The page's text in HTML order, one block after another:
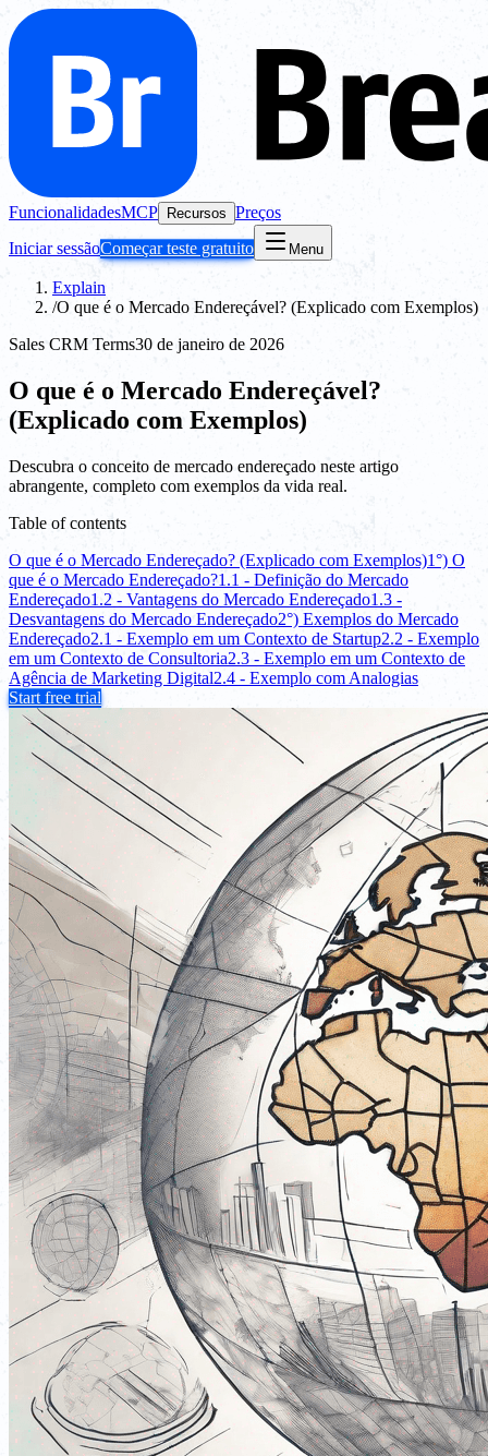
FuncionalidadesMCP Recursos Preços
Iniciar sessãoComeçar teste gratuito Menu
Explain
/O que é o Mercado Endereçável? (Explicado com Exemplos)
Sales CRM Terms30 de janeiro de 2026
O que é o Mercado Endereçável?
(Explicado com Exemplos)
Descubra o conceito de mercado endereçado neste artigo
abrangente, completo com exemplos da vida real.
Table of contents
O que é o Mercado Endereçado? (Explicado com Exemplos)1°) O
que é o Mercado Endereçado?1.1 - Definição do Mercado
Endereçado1.2 - Vantagens do Mercado Endereçado1.3 -
Desvantagens do Mercado Endereçado2°) Exemplos do Mercado
Endereçado2.1 - Exemplo em um Contexto de Startup2.2 - Exemplo
em um Contexto de Consultoria2.3 - Exemplo em um Contexto de
Agência de Marketing Digital2.4 - Exemplo com Analogias
Start free trial